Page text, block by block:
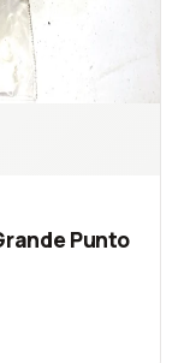
Punto